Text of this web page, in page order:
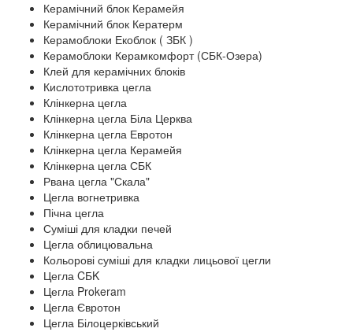
Керамічний блок Керамейя
Керамічний блок Кератерм
Керамоблоки Екоблок ( ЗБК )
Керамоблоки Керамкомфорт (СБК-Озера)
Клей для керамічних блоків
Кислототривка цегла
Клінкерна цегла
Клінкерна цегла Біла Церква
Клінкерна цегла Евротон
Клінкерна цегла Керамейя
Клінкерна цегла СБК
Рвана цегла "Скала"
Цегла вогнетривка
Пічна цегла
Суміші для кладки печей
Цегла облицювальна
Кольорові суміші для кладки лицьової цегли
Цегла CБK
Цегла Prokeram
Цегла Євротон
Цегла Білоцерківський